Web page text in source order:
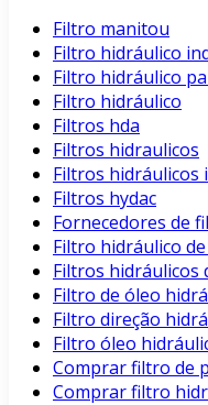
Filtro manitou
Filtro hidráulico
Filtro hidráulico
Filtro hidráulico
Filtros hda
Filtros hidraulicos
Filtros hidráulicos
Filtros hydac
Fornecedores de
Filtro hidráulico de
Filtros hidráulicos
Filtro de óleo
Filtro direção
Filtro óleo
Comprar filtro de
Comprar filtro